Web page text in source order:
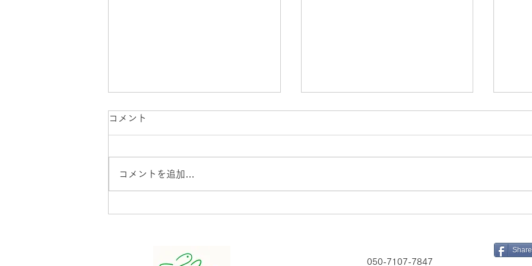
Discover Matsusaka でのご
高野
コメント
コメントを追加…
050-7107-7847
Share